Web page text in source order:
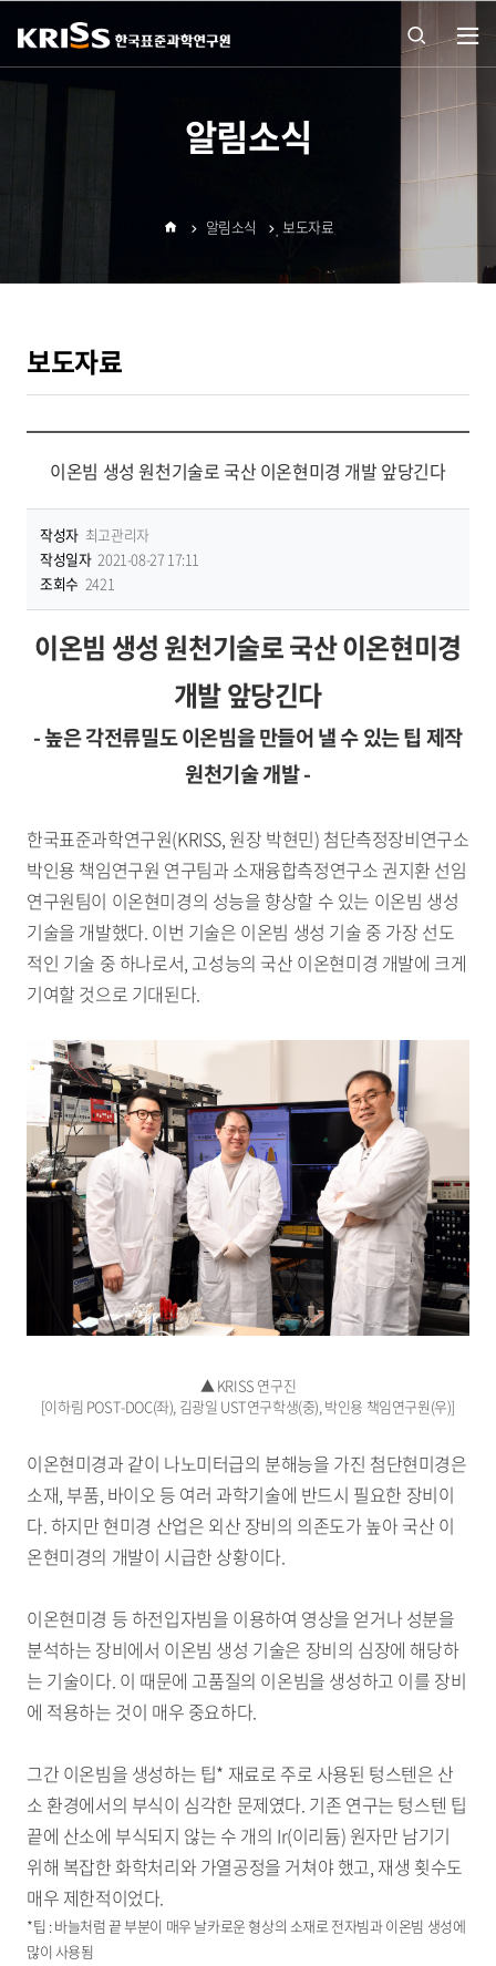
열기
알림소식
보도자료
알림소식 보도자료
이온빔 생성 원천기술로 국산 이온현미경 개발 앞당긴다
작성자 최고관리자
작성일자 2021-08-27 17:11
조회수 2421
이온빔 생성 원천기술로 국산 이온현미경
개발 앞당긴다
- 높은 각전류밀도 이온빔을 만들어 낼 수 있는 팁 제작
원천기술 개발 -
한국표준과학연구원(KRISS, 원장 박현민) 첨단측정장비연구소
박인용 책임연구원 연구팀과 소재융합측정연구소 권지환 선임
연구원팀이 이온현미경의 성능을 향상할 수 있는 이온빔 생성
기술을 개발했다. 이번 기술은 이온빔 생성 기술 중 가장 선도
적인 기술 중 하나로서, 고성능의 국산 이온현미경 개발에 크게
기여할 것으로 기대된다.
▲ KRISS 연구진
[이하림 POST-DOC(좌), 김광일 UST연구학생(중), 박인용 책임연구원(우)]
이온현미경과 같이 나노미터급의 분해능을 가진 첨단현미경은
소재, 부품, 바이오 등 여러 과학기술에 반드시 필요한 장비이
다. 하지만 현미경 산업은 외산 장비의 의존도가 높아 국산 이
온현미경의 개발이 시급한 상황이다.
이온현미경 등 하전입자빔을 이용하여 영상을 얻거나 성분을
분석하는 장비에서 이온빔 생성 기술은 장비의 심장에 해당하
는 기술이다. 이 때문에 고품질의 이온빔을 생성하고 이를 장비
에 적용하는 것이 매우 중요하다.
그간 이온빔을 생성하는 팁* 재료로 주로 사용된 텅스텐은 산
소 환경에서의 부식이 심각한 문제였다. 기존 연구는 텅스텐 팁
끝에 산소에 부식되지 않는 수 개의 Ir(이리듐) 원자만 남기기
위해 복잡한 화학처리와 가열공정을 거쳐야 했고, 재생 횟수도
매우 제한적이었다.
*팁 : 바늘처럼 끝 부분이 매우 날카로운 형상의 소재로 전자빔과 이온빔 생성에
많이 사용됨